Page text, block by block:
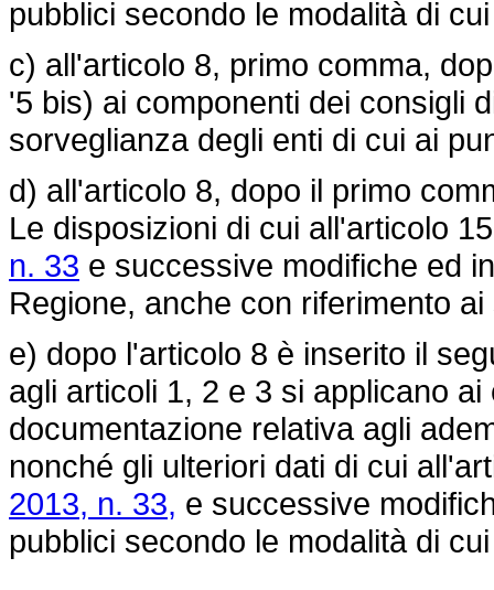
pubblici secondo le modalità di
c) all'articolo 8, primo comma,
'5 bis) ai componenti dei consigli
sorveglianza degli enti di cui ai
d) all'articolo 8, dopo il primo
Le disposizioni di cui all'articolo
n. 33 e successive modifiche ed
Regione, anche con riferimento
e) dopo l'articolo 8 è inserito il
agli articoli 1, 2 e 3 si applicano
documentazione relativa agli
nonché gli ulteriori dati di cui
2013, n. 33, e successive
pubblici secondo le modalità di